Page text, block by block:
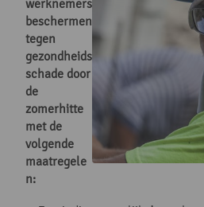
werknemers
beschermen
tegen
gezondheids
schade door
de
zomerhitte
met de
volgende
maatregele
n: